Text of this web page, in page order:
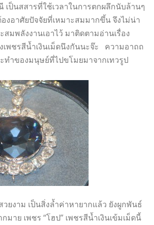
ป็นสสารที่ใช้เวลาในการตกผลึกนับล้านๆ
งอาศัยปัจจัยที่เหมาะสมมากขึ้น จึงไม่น่า
สมพลังงานเอาไว้ มาติดตามอ่านเรื่อง
พชรสีน้ำเงินเม็ดนึงกันนะจ๊ะ ความอาถถ
ทำของมนุษย์ที่ไปขโมยมาจากเทวรูป
วยงาม เป็นสิ่งล้ำค่าหายากแล้ว ยังผูกพันธ์
มาย เพชร “โฮป” เพชรสีน้ำเงินเข้มเม็ดนี้